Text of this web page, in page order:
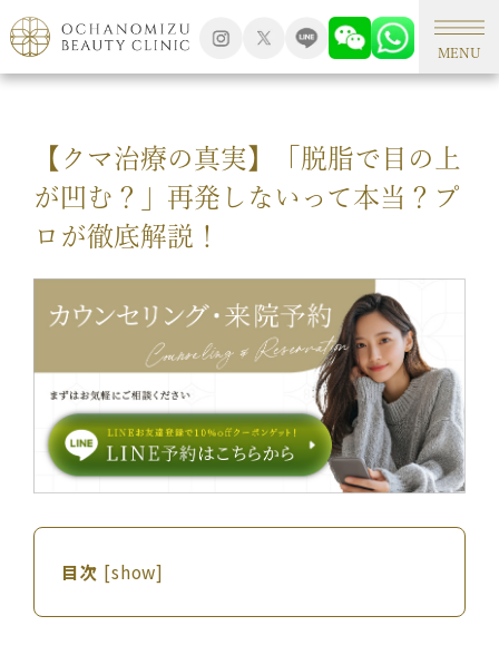
MENU
TOP 形成外科手術
【クマ治療の真実】「脱脂で目の上
が凹む？」再発しないって本当？プ
ロが徹底解説！
目次 [show]